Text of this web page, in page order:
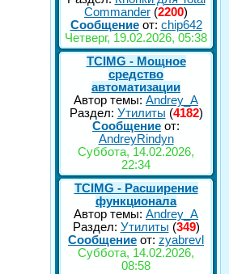
Commander (2200)
Сообщениеот: chip642
Четверг, 19.02.2026, 05:38
TCIMG - Мощное
средство
автоматизации
Автор темы: Andrey_A
Раздел: Утилиты (4182)
Сообщение от:
AndreyRindyn
Суббота, 14.02.2026,
22:34
TCIMG - Расширение
функционала
Автор темы: Andrey_A
Раздел: Утилиты (349)
Сообщение от: zyabrevl
Суббота, 14.02.2026,
08:58